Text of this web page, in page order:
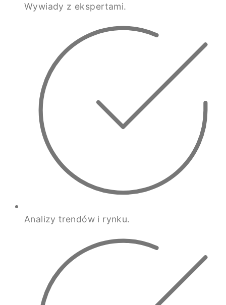
Wywiady z ekspertami.
Analizy trendów i rynku.